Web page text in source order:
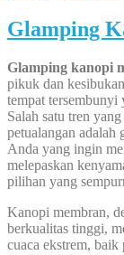
Glamping
Glamping kanopi
pikuk dan
tempat tersembunyi
Salah satu tren
petualangan adalah
Anda yang ingin
melepaskan
pilihan yang
Kanopi membran,
berkualitas tinggi,
cuaca ekstrem, baik